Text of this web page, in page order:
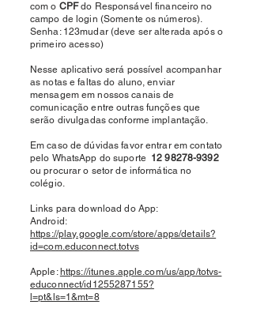
com o CPFdo Responsável financeiro no
campo de login (Somente os números).
Senha: 123mudar (deve ser alterada após o
primeiro acesso)
Nesse aplicativo será possível acompanhar
as notas e faltas do aluno, enviar
mensagem em nossos canais de
comunicação entre outras funções que
serão divulgadas conforme implantação.
Em caso de dúvidas favor entrar em contato
pelo WhatsApp do suporte 12 98278-9392
ou procurar o setor de informática no
colégio.
Links para download do App:
Android:
https://play.google.com/store/apps/details?
id=com.educonnect.totvs
Apple: https://itunes.apple.com/us/app/totvs-
educonnect/id1255287155?
l=pt&ls=1&mt=8